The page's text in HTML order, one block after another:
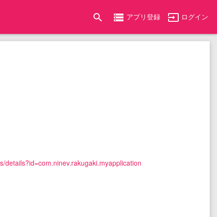
search storage アプリ登録 input ログイン
details?id=com.ninev.rakugaki.myapplication